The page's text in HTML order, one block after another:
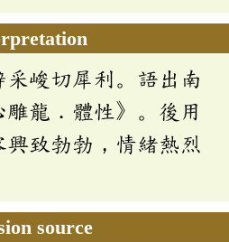
峻切犀利。語出南
龍．體性》。後用
興致勃勃，情緒熱烈
source